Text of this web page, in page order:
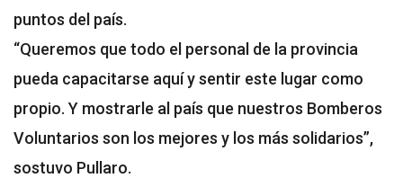
puntos del país.
“Queremos que todo el personal de la provincia
pueda capacitarse aquí y sentir este lugar como
propio. Y mostrarle al país que nuestros Bomberos
Voluntarios son los mejores y los más solidarios”,
sostuvo Pullaro.